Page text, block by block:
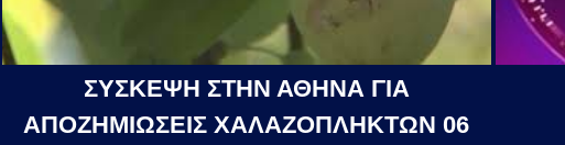
ΣΥΣΚΕΨΗ ΣΤΗΝ ΑΘΗΝΑ ΓΙΑ
ΑΠΟΖΗΜΙΩΣΕΙΣ ΧΑΛΑΖΟΠΛΗΚΤΩΝ 06